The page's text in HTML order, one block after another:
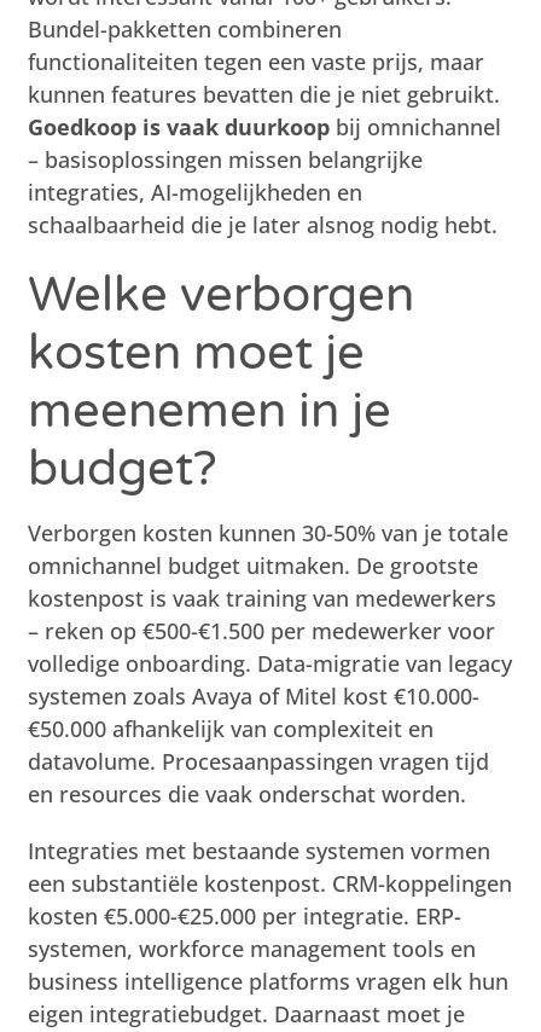
Bundel-pakketten combineren
functionaliteiten tegen een vaste prijs, maar
kunnen features bevatten die je niet gebruikt.
Goedkoop is vaak duurkoop bij omnichannel
– basisoplossingen missen belangrijke
integraties, AI-mogelijkheden en
schaalbaarheid die je later alsnog nodig hebt.
Welke verborgen
kosten moet je
meenemen in je
budget?
Verborgen kosten kunnen 30-50% van je totale
omnichannel budget uitmaken. De grootste
kostenpost is vaak training van medewerkers
– reken op €500-€1.500 per medewerker voor
volledige onboarding. Data-migratie van legacy
systemen zoals Avaya of Mitel kost €10.000-
€50.000 afhankelijk van complexiteit en
datavolume. Procesaanpassingen vragen tijd
en resources die vaak onderschat worden.
Integraties met bestaande systemen vormen
een substantiële kostenpost. CRM-koppelingen
kosten €5.000-€25.000 per integratie. ERP-
systemen, workforce management tools en
business intelligence platforms vragen elk hun
eigen integratiebudget. Daarnaast moet je